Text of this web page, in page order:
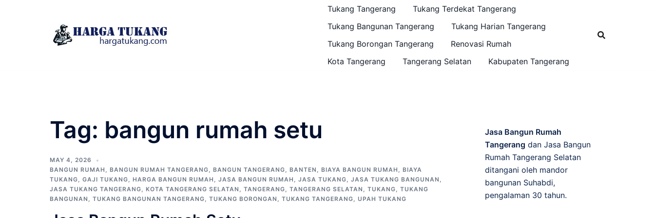
Tukang Tangerang
Tukang Terdekat Tangerang
Tukang Bangunan Tangerang
Tukang Harian Tangerang
Tukang Borongan Tangerang
Renovasi Rumah
Kota Tangerang
Tangerang Selatan Kabupaten Tangerang
Tag: bangun rumah setu
MAY 4, 2026
BANGUN RUMAH , BANGUN RUMAH TANGERANG, BANGUN TANGERANG, BANTEN , BIAYA BANGUN RUMAH , BIAYA
TUKANG, GAJI TUKANG, HARGA BANGUN RUMAH , JASA BANGUN RUMAH , JASA TUKANG, JASA TUKANG BANGUNAN ,
JASA TUKANG TANGERANG, KOTA TANGERANG SELATAN , TANGERANG, TANGERANG SELATAN , TUKANG, TUKANG
BANGUNAN , TUKANG BANGUNAN TANGERANG, TUKANG BORONGAN , TUKANG TANGERANG, UPAH TUKANG
Jasa Bangun Rumah
Tangerang dan Jasa Bangun
Rumah Tangerang Selatan
ditangani oleh mandor
bangunan Suhabdi,
pengalaman 30 tahun.